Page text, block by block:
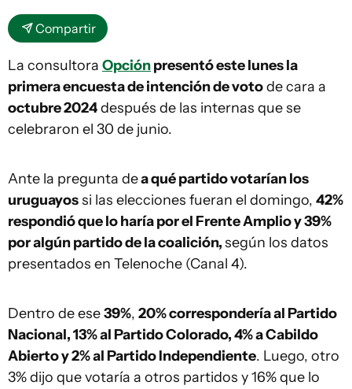
Compartir
La consultora Opciónpresentó este lunes la
primera encuesta de intención de votode cara a
octubre 2024después de las internas que se
celebraron el 30 de junio.
Ante la pregunta dea qué partido votarían los
uruguayossi las elecciones fueran el domingo, 42%
respondió que lo haría por el Frente Amplio y 39%
por algún partido de la coalición,según los datos
presentados en Telenoche (Canal 4).
Dentro de ese39%, 20% correspondería al Partido
Nacional, 13% al Partido Colorado, 4% a Cabildo
Abierto y 2% al Partido Independiente. Luego, otro
3% dijo que votaría a otros partidos y 16% que lo